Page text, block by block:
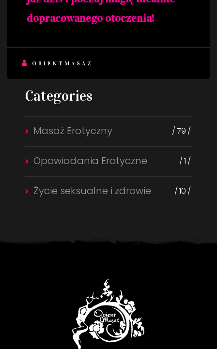
dopracowanego otoczenia!
ORIENTMASAZ
Categories
Masaż Erotyczny 79
Opowiadania Erotyczne 1
Życie seksualne i zdrowie 10